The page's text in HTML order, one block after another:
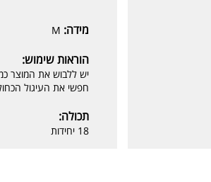
מידה: M
הוראות שימוש:
יש ללבוש את המוצר
חפשי את העיגול
תכולה:
18 יחידות